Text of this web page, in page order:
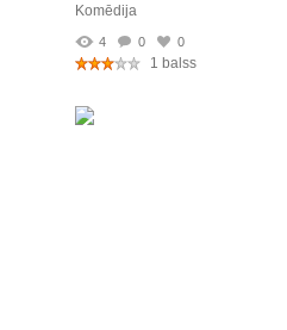
Komēdija
4 0 0
1 balss